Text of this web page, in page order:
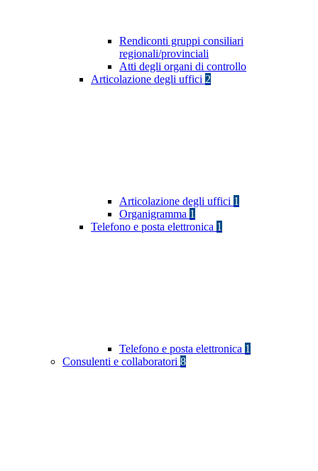
Rendiconti gruppi consiliari
regionali/provinciali
Atti degli organi di controllo
Articolazione degli uffici 2
Articolazione degli uffici 1
Organigramma 1
Telefono e posta elettronica 1
Telefono e posta elettronica 1
Consulenti e collaboratori 8